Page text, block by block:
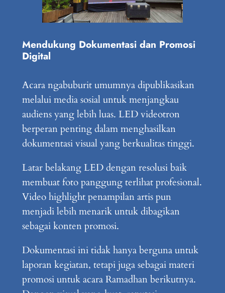
Mendukung Dokumentasi dan Promosi
Digital
Acara ngabuburit umumnya dipublikasikan
melalui media sosial untuk menjangkau
audiens yang lebih luas. LED videotron
berperan penting dalam menghasilkan
dokumentasi visual yang berkualitas tinggi.
Latar belakang LED dengan resolusi baik
membuat foto panggung terlihat profesional.
Video highlight penampilan artis pun
menjadi lebih menarik untuk dibagikan
sebagai konten promosi.
Dokumentasi ini tidak hanya berguna untuk
laporan kegiatan, tetapi juga sebagai materi
promosi untuk acara Ramadhan berikutnya.